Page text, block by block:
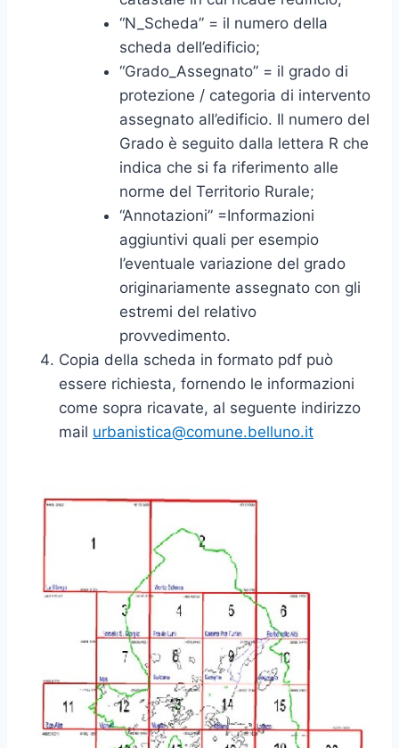
“N_Scheda” = il numero della
scheda dell’edificio;
“Grado_Assegnato” = il grado di
protezione / categoria di intervento
assegnato all’edificio. Il numero del
Grado è seguito dalla lettera R che
indica che si fa riferimento alle
norme del Territorio Rurale;
“Annotazioni” =Informazioni
aggiuntivi quali per esempio
l’eventuale variazione del grado
originariamente assegnato con gli
estremi del relativo
provvedimento.
Copia della scheda in formato pdf può
essere richiesta, fornendo le informazioni
come sopra ricavate, al seguente indirizzo
mail urbanistica@comune.belluno.it